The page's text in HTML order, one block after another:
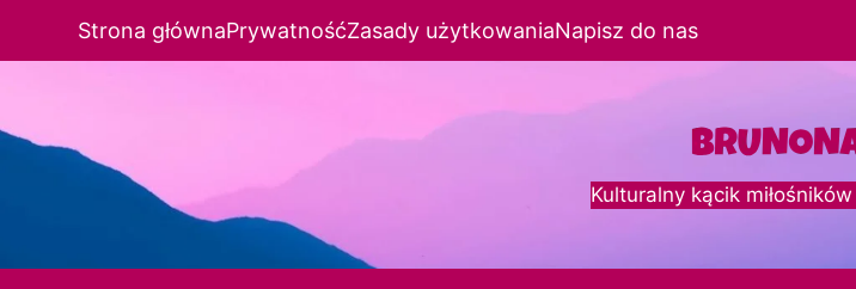
Strona głównaPrywatnośćZasady użytkowaniaNapisz do nas
Kulturalny kącik